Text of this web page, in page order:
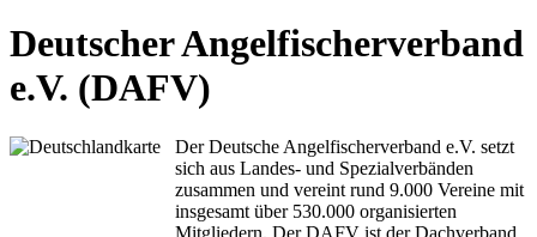
Deutscher Angelfischerverband
e.V. (DAFV)
Der Deutsche Angelfischerverband e.V. setzt
sich aus Landes- und Spezialverbänden
zusammen und vereint rund 9.000 Vereine mit
insgesamt über 530.000 organisierten
Mitgliedern. Der DAFV ist der Dachverband